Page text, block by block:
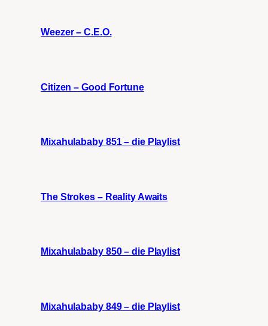
Weezer – C.E.O.
Citizen – Good Fortune
Mixahulababy 851 – die Playlist
The Strokes – Reality Awaits
Mixahulababy 850 – die Playlist
Mixahulababy 849 – die Playlist